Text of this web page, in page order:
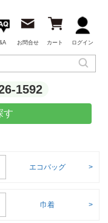
お問合せ カート ログイン
1592
す
エコバッグ
巾着